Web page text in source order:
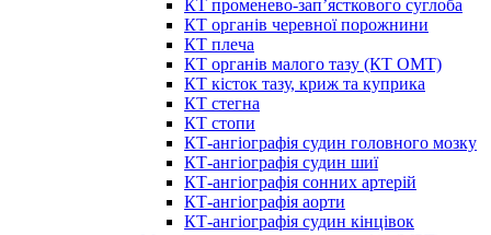
КТ променево-зап’ясткового суглоба
КТ органів черевної порожнини
КТ плеча
КТ органів малого тазу (КТ ОМТ)
КТ кісток тазу, криж та куприка
КТ стегна
КТ стопи
КТ-ангіографія судин головного мозку
КТ-ангіографія судин шиї
КТ-ангіографія сонних артерій
КТ-ангіографія аорти
КТ-ангіографія судин кінцівок